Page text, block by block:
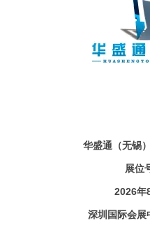
华盛通（无锡
展位
2026年
深圳国际会展